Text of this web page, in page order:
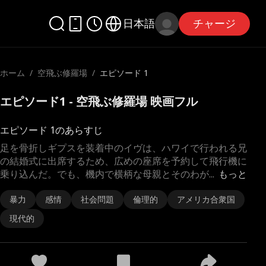
日本語 チャージ
ホーム / 空飛ぶ修羅場 / エピソード 1
エピソード1 - 空飛ぶ修羅場 映画フル
エピソード 1のあらすじ
もっと
足を骨折しギプスを装着中のイヴは、ハワイで行われる兄
の結婚式に出席するため、広めの座席を予約して飛行機に
乗り込んだ。でも、機内で横柄な母親とそのわが...
暴力 感情 社会問題 倫理的
アメリカ合衆国
現代的